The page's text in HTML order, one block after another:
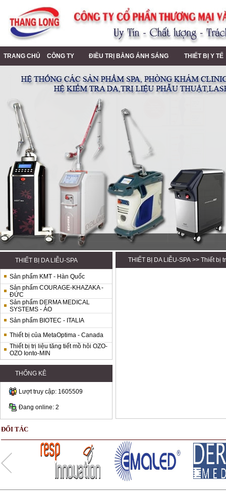
TRANG CHỦ CÔNG TY ĐIỀU TRỊ BẰNG ÁNH SÁNG THIẾT BỊ Y TẾ
THIẾT BỊ DA LIỄU-SPA
Sản phẩm KMT - Hàn Quốc
Sản phẩm COURAGE-KHAZAKA -
ĐỨC
Sản phẩm DERMA MEDICAL
SYSTEMS - ÁO
Sản phẩm BIOTEC - ITALIA
Thiết bị của MetaOptima - Canada
Thiết bị trị liệu tăng tiết mồ hôi OZO-
OZO Ionto-MIN
THỐNG KÊ
Lượt truy cập: 1605509
Đang online: 2
THIẾT BỊ DA LIỄU-SPA >> Thiết bị
ĐỐI TÁC